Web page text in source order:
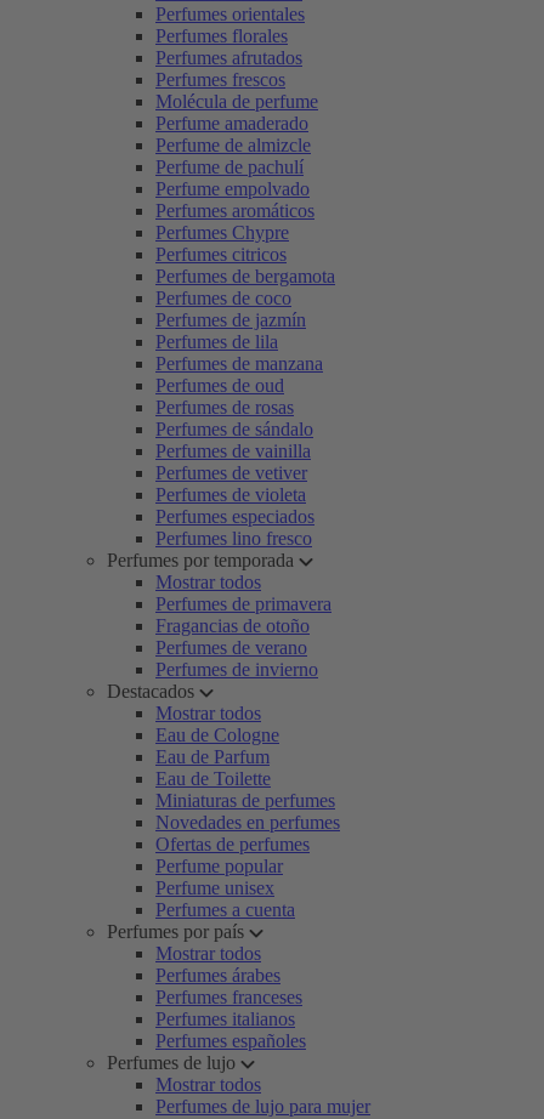
Perfumes orientales
Perfumes florales
Perfumes afrutados
Perfumes frescos
Molécula de perfume
Perfume amaderado
Perfume de almizcle
Perfume de pachulí
Perfume empolvado
Perfumes aromáticos
Perfumes Chypre
Perfumes citricos
Perfumes de bergamota
Perfumes de coco
Perfumes de jazmín
Perfumes de lila
Perfumes de manzana
Perfumes de oud
Perfumes de rosas
Perfumes de sándalo
Perfumes de vainilla
Perfumes de vetiver
Perfumes de violeta
Perfumes especiados
Perfumes lino fresco
Perfumes por temporada
Mostrar todos
Perfumes de primavera
Fragancias de otoño
Perfumes de verano
Perfumes de invierno
Destacados
Mostrar todos
Eau de Cologne
Eau de Parfum
Eau de Toilette
Miniaturas de perfumes
Novedades en perfumes
Ofertas de perfumes
Perfume popular
Perfume unisex
Perfumes a cuenta
Perfumes por país
Mostrar todos
Perfumes árabes
Perfumes franceses
Perfumes italianos
Perfumes españoles
Perfumes de lujo
Mostrar todos
Perfumes de lujo para mujer